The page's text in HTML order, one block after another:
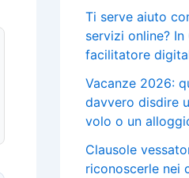
Ti serve aiuto
servizi online?
facilitatore
Vacanze 2026:
davvero disdire
volo o un
Clausole
riconoscerle nei